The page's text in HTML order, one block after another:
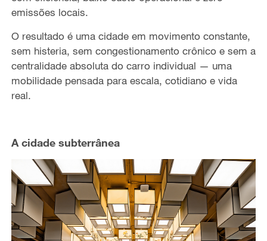
emissões locais.
O resultado é uma cidade em movimento constante,
sem histeria, sem congestionamento crônico e sem a
centralidade absoluta do carro individual — uma
mobilidade pensada para escala, cotidiano e vida
real.
A cidade subterrânea